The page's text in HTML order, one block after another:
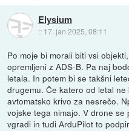
Elysium
:: 17. jan 2025, 08:11
Po moje bi morali biti vsi
opremljeni z ADS-B. Pa naj
letala. In potem bi se takšni
drugemu. Če katero od letal
avtomatsko krivo za nesrečo.
vojske tega nimajo. V drone
vgradi in tudi ArduPilot to